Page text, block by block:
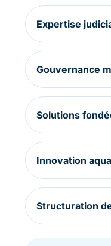
Expertise
Gouvernance
Solutions
Innovation
Structuration